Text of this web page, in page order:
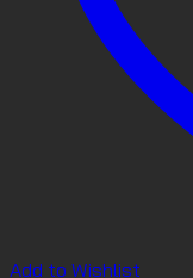
Add to Wishlist